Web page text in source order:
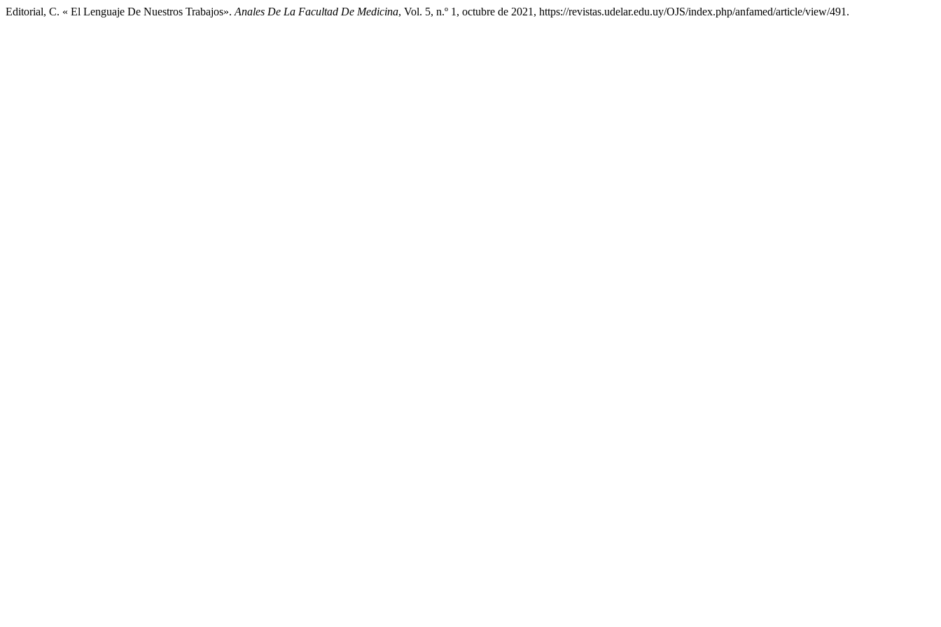
Editorial, C. « El Lenguaje De Nuestros Trabajos». Anales De La Facultad De Medicina, Vol. 5, n.º 1, octubre de 2021, https://revistas.udelar.edu.uy/OJS/index.php/anfamed/article/view/491.